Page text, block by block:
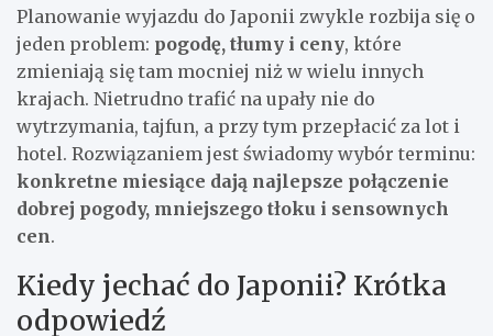
Planowanie wyjazdu do Japonii zwykle rozbija się o
jeden problem: pogodę, tłumy i ceny, które
zmieniają się tam mocniej niż w wielu innych
krajach. Nietrudno trafić na upały nie do
wytrzymania, tajfun, a przy tym przepłacić za lot i
hotel. Rozwiązaniem jest świadomy wybór terminu:
konkretne miesiące dają najlepsze połączenie
dobrej pogody, mniejszego tłoku i sensownych
cen.
Kiedy jechać do Japonii? Krótka
odpowiedź